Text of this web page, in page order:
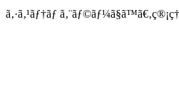
ã‚·ã‚¹ãƒ†ãƒ